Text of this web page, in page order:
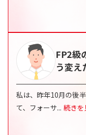
FP2級
う変え
私は、昨年10月の後
て、フォーサ... 続き